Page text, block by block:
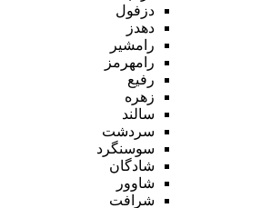
دزفول
دهدز
رامشیر
رامهرمز
رفیع
زهره
سالند
سردشت
سوسنگرد
شادگان
شاوور
شرافت